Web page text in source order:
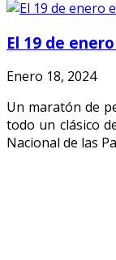
El 19 de
Enero 18, 2024
Un maratón de
todo un clásico
Nacional de las